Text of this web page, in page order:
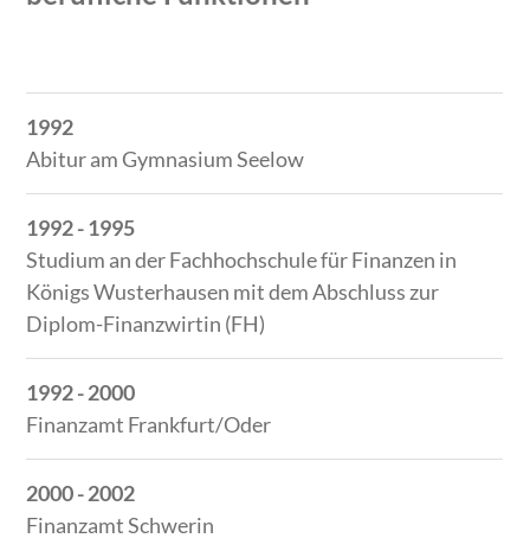
Zeitraum
Tätigkeit
1992
Abitur am Gymnasium Seelow
1992 - 1995
Studium an der Fachhochschule für Finanzen in
Königs Wusterhausen mit dem Abschluss zur
Diplom-Finanzwirtin (FH)
1992 - 2000
Finanzamt Frankfurt/Oder
2000 - 2002
Finanzamt Schwerin